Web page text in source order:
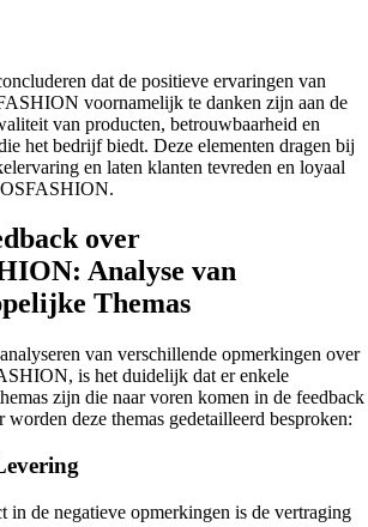
dat de positieve ervaringen van
voornamelijk te danken zijn aan de
van producten, betrouwbaarheid en
het bedrijf biedt. Deze elementen dragen bij
en laten klanten tevreden en loyaal
over
Analyse van
Themas
van verschillende opmerkingen over
is het duidelijk dat er enkele
zijn die naar voren komen in de feedback
deze themas gedetailleerd besproken:
in de negatieve opmerkingen is de vertraging